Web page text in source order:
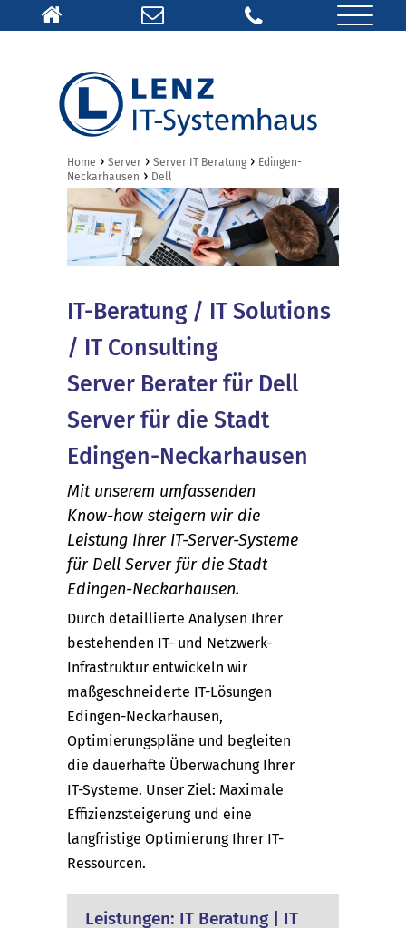
Home › Server › Server IT Beratung › Edingen-
Neckarhausen › Dell
IT-Beratung / IT Solutions
/ IT Consulting
Server Berater für Dell
Server für die Stadt
Edingen-Neckarhausen
Mit unserem umfassenden
Know-how steigern wir die
Leistung Ihrer IT-Server-Systeme
für Dell Server für die Stadt
Edingen-Neckarhausen.
Durch detaillierte Analysen Ihrer
bestehenden IT- und Netzwerk-
Infrastruktur entwickeln wir
maßgeschneiderte IT-Lösungen
Edingen-Neckarhausen,
Optimierungspläne und begleiten
die dauerhafte Überwachung Ihrer
IT-Systeme. Unser Ziel: Maximale
Effizienzsteigerung und eine
langfristige Optimierung Ihrer IT-
Ressourcen.
Leistungen: IT Beratung | IT